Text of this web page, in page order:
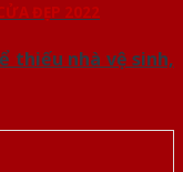
ĐẸP 2022
thiếu nhà vệ sinh,